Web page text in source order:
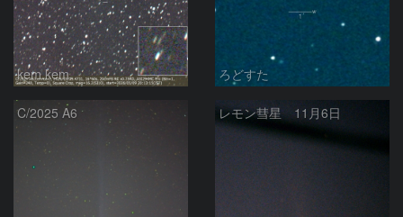
kem.kem ろどすた
C/2025 A6 レモン彗星 11月6日